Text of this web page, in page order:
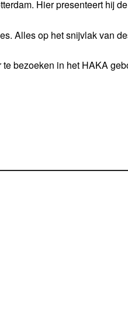
Hier presenteert hij
Alles op het snijvlak van
bezoeken in het HAKA